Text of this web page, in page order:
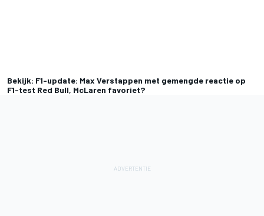
Bekijk: F1-update: Max Verstappen met gemengde reactie op
F1-test Red Bull, McLaren favoriet?